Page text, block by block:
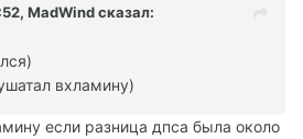
MadWind сказал:
вхламину)
если разница дпса была около